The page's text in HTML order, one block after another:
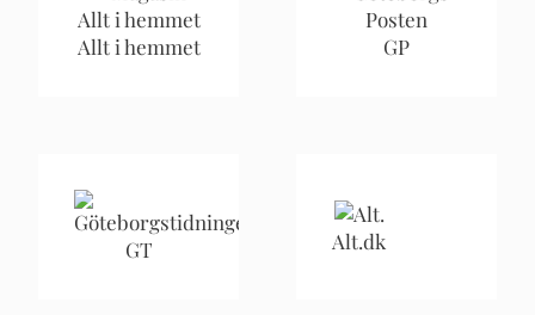
Allt i hemmet GP
GT Alt.dk